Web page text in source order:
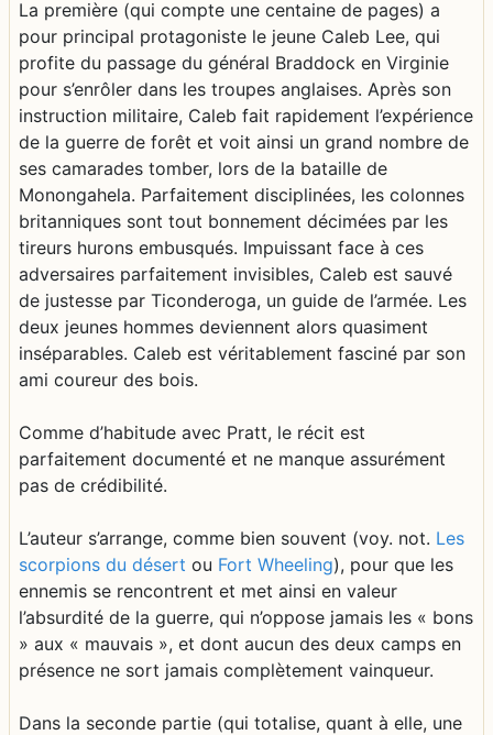
La première (qui compte une centaine de pages) a
pour principal protagoniste le jeune Caleb Lee, qui
profite du passage du général Braddock en Virginie
pour s’enrôler dans les troupes anglaises. Après son
instruction militaire, Caleb fait rapidement l’expérience
de la guerre de forêt et voit ainsi un grand nombre de
ses camarades tomber, lors de la bataille de
Monongahela. Parfaitement disciplinées, les colonnes
britanniques sont tout bonnement décimées par les
tireurs hurons embusqués. Impuissant face à ces
adversaires parfaitement invisibles, Caleb est sauvé
de justesse par Ticonderoga, un guide de l’armée. Les
deux jeunes hommes deviennent alors quasiment
inséparables. Caleb est véritablement fasciné par son
ami coureur des bois.
Comme d’habitude avec Pratt, le récit est
parfaitement documenté et ne manque assurément
pas de crédibilité.
L’auteur s’arrange, comme bien souvent (voy. not. Les
scorpions du désert ou Fort Wheeling), pour que les
ennemis se rencontrent et met ainsi en valeur
l’absurdité de la guerre, qui n’oppose jamais les « bons
» aux « mauvais », et dont aucun des deux camps en
présence ne sort jamais complètement vainqueur.
Dans la seconde partie (qui totalise, quant à elle, une